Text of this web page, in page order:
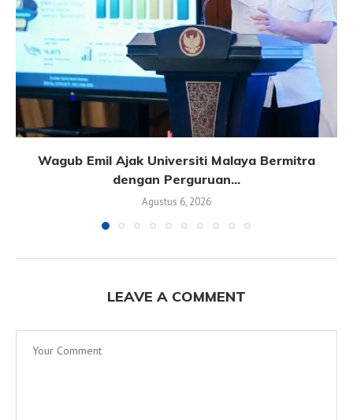
Wagub Emil Ajak Universiti Malaya Bermitra
dengan Perguruan...
Agustus 6, 2026
LEAVE A COMMENT